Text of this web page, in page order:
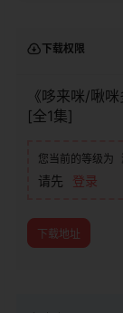
下载权限
《哆来咪/啾
[全1集]
您当前的等级为
请先 登录
下载地址